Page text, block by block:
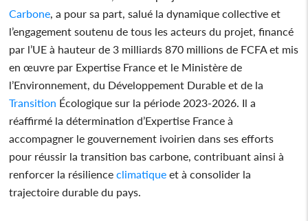
Carbone , a pour sa part, salué la dynamique collective et
l’engagement soutenu de tous les acteurs du projet, financé
par l’UE à hauteur de 3 milliards 870 millions de FCFA et mis
en œuvre par Expertise France et le Ministère de
l’Environnement, du Développement Durable et de la
Transition Écologique sur la période 2023-2026. Il a
réaffirmé la détermination d’Expertise France à
accompagner le gouvernement ivoirien dans ses efforts
pour réussir la transition bas carbone, contribuant ainsi à
renforcer la résilience climatique et à consolider la
trajectoire durable du pays.